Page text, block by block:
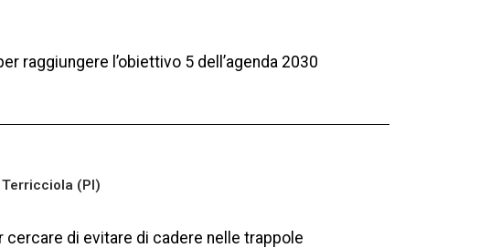
raggiungere l’obiettivo 5 dell’agenda 2030
(PI)
cercare di evitare di cadere nelle trappole